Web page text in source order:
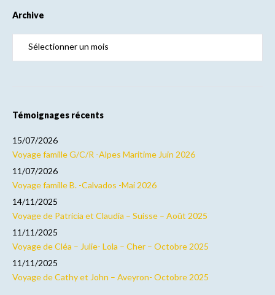
Archive
Témoignages récents
Voyage famille G/C/R -Alpes Maritime Juin 2026
15/07/2026
Voyage famille B. -Calvados -Mai 2026
11/07/2026
Voyage de Patricia et Claudia – Suisse – Août 2025
14/11/2025
Voyage de Cléa – Julie- Lola – Cher – Octobre 2025
11/11/2025
Voyage de Cathy et John – Aveyron- Octobre 2025
11/11/2025